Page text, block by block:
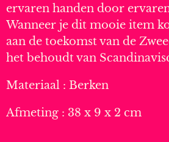
ervaren handen door
Wanneer je dit mooie item
aan de toekomst van de
het behoudt van
Materiaal : Berken
Afmeting : 38 x 9 x 2 cm